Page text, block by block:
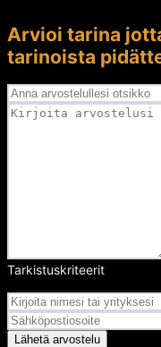
Arvioi tarina
tarinoista
Tarkistuskriteerit
Lähetä arvostelu